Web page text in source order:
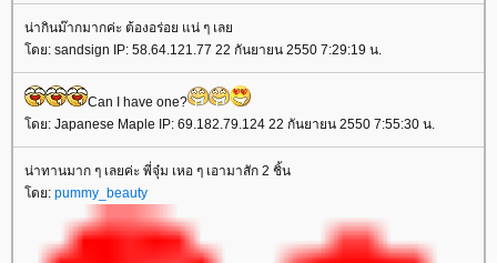
น่ากินม๊ากมากค่ะ ต้องอร่อย แน่ ๆ เลย
โดย: sandsign IP: 58.64.121.77 22 กันยายน 2550 7:29:19 น.
Can I have one?
โดย: Japanese Maple IP: 69.182.79.124 22 กันยายน 2550 7:55:30 น.
น่าทานมาก ๆ เลยค่ะ พี่จุ๋ม เหอ ๆ เอามาสัก 2 ชิ้น
โดย: pummy_beauty